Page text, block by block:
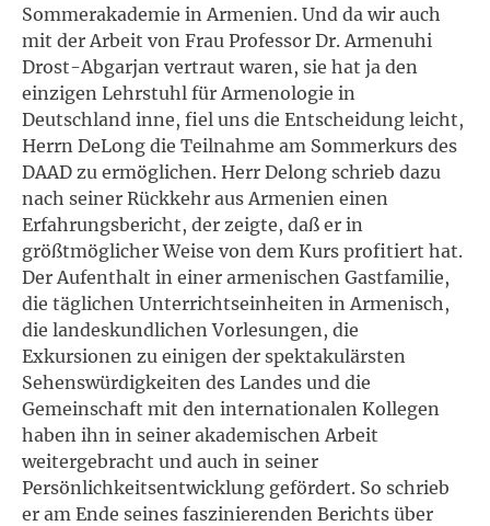
Sommerakademie in Armenien. Und da wir auch
mit der Arbeit von Frau Professor Dr. Armenuhi
Drost-Abgarjan vertraut waren, sie hat ja den
einzigen Lehrstuhl für Armenologie in
Deutschland inne, fiel uns die Entscheidung leicht,
Herrn DeLong die Teilnahme am Sommerkurs des
DAAD zu ermöglichen. Herr Delong schrieb dazu
nach seiner Rückkehr aus Armenien einen
Erfahrungsbericht, der zeigte, daß er in
größtmöglicher Weise von dem Kurs profitiert hat.
Der Aufenthalt in einer armenischen Gastfamilie,
die täglichen Unterrichtseinheiten in Armenisch,
die landeskundlichen Vorlesungen, die
Exkursionen zu einigen der spektakulärsten
Sehenswürdigkeiten des Landes und die
Gemeinschaft mit den internationalen Kollegen
haben ihn in seiner akademischen Arbeit
weitergebracht und auch in seiner
Persönlichkeitsentwicklung gefördert. So schrieb
er am Ende seines faszinierenden Berichts über